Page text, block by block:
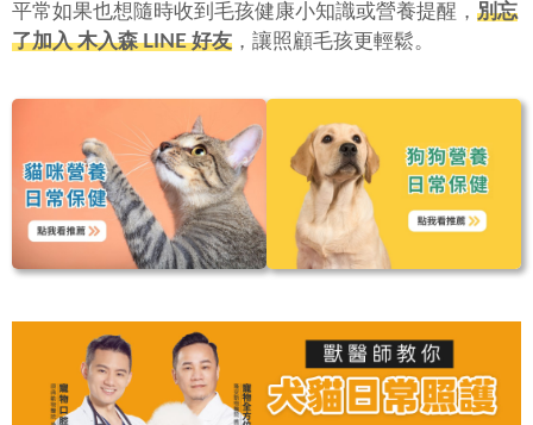
平常如果也想隨時收到毛孩健康小知識或營養提醒， 別忘
了加入 木入森 LINE 好友 ，讓照顧毛孩更輕鬆。